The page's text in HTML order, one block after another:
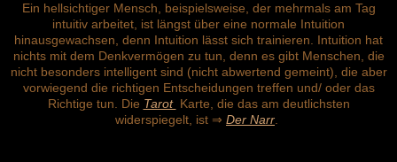
Ein hellsichtiger Mensch, beispielsweise, der mehrmals am Tag
intuitiv arbeitet, ist längst über eine normale Intuition
hinausgewachsen, denn Intuition lässt sich trainieren. Intuition hat
nichts mit dem Denkvermögen zu tun, denn es gibt Menschen, die
nicht besonders intelligent sind (nicht abwertend gemeint), die aber
vorwiegend die richtigen Entscheidungen treffen und/ oder das
Richtige tun. Die Tarot Karte, die das am deutlichsten
widerspiegelt, ist ⇒ Der Narr